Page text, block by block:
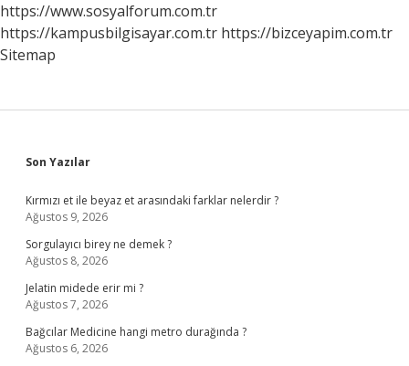
https://www.sosyalforum.com.tr
https://kampusbilgisayar.com.tr https://bizceyapim.com.tr
Sitemap
Sidebar
Son Yazılar
Kırmızı et ile beyaz et arasındaki farklar nelerdir ?
Ağustos 9, 2026
Sorgulayıcı birey ne demek ?
Ağustos 8, 2026
Jelatin midede erir mi ?
Ağustos 7, 2026
Bağcılar Medicine hangi metro durağında ?
Ağustos 6, 2026